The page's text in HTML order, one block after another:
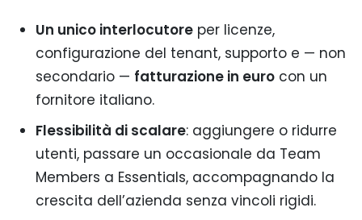
Un unico interlocutoreper licenze,
configurazione del tenant, supporto e — non
secondario — fatturazione in eurocon un
fornitore italiano.
Flessibilità di scalare: aggiungere o ridurre
utenti, passare un occasionale da Team
Members a Essentials, accompagnando la
crescita dell’azienda senza vincoli rigidi.